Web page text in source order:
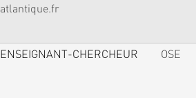
atlantique.fr
ENSEIGNANT-CHERCHEUR OSE